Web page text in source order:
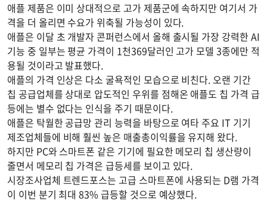
애플 제품은 이미 상대적으로 고가 제품군에 속하지만 여기서 가
격을 더 올리면 수요가 위축될 가능성이 있다.
애플은 이달 초 개발자 콘퍼런스에서 올해 출시될 가장 강력한 AI
기능 중 일부는 평균 가격이 1천369달러인 고가 모델 3종에만 적
용될 것이라고 발표했다.
애플의 가격 인상은 다소 굴욕적인 모습으로 비친다. 오랜 기간
칩 공급업체를 상대로 압도적인 우위를 점해온 애플도 칩 가격 급
등에는 별수 없다는 인식을 주기 때문이다.
애플은 탁월한 공급망 관리 능력을 바탕으로 여타 주요 IT 기기
제조업체들에 비해 훨씬 높은 매출총이익률을 유지해 왔다.
하지만 PC와 스마트폰 같은 기기에 필요한 메모리 칩 생산량이
줄면서 메모리 칩 가격은 급등세를 보이고 있다.
시장조사업체 트렌드포스는 고급 스마트폰에 사용되는 D램 가격
이 이번 분기 최대 83% 급등할 것으로 예상했다.